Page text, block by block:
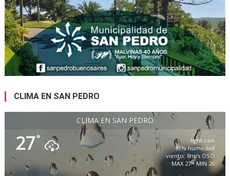
CLIMA EN SAN PEDRO
CLIMA EN SAN PEDRO
27°
light rain
91% humedad
viento: 8m/s OSO
MAX 27 • MIN 26